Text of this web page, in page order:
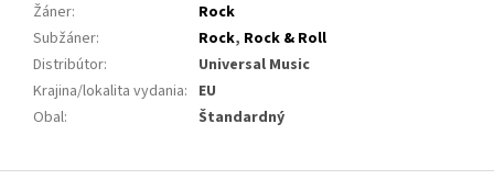
Žáner:
Rock
Subžáner: Rock, Rock & Roll
Distribútor:
Universal Music
Krajina/lokalita vydania: EU
Obal: Štandardný